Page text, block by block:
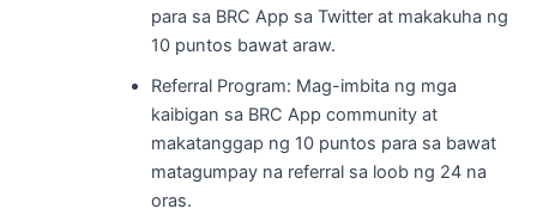
para sa BRC App sa Twitter at makakuha ng
10 puntos bawat araw.
Referral Program: Mag-imbita ng mga
kaibigan sa BRC App community at
makatanggap ng 10 puntos para sa bawat
matagumpay na referral sa loob ng 24 na
oras.